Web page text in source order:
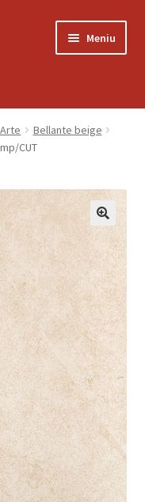
Meniu
Bellante beige
CUT